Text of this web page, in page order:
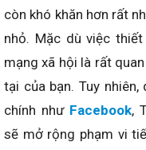
còn khó khăn hơn rất
nhỏ. Mặc dù việc
mạng xã hội là rất
tại của bạn. Tuy
chính như Facebook,
sẽ mở rộng phạm vi